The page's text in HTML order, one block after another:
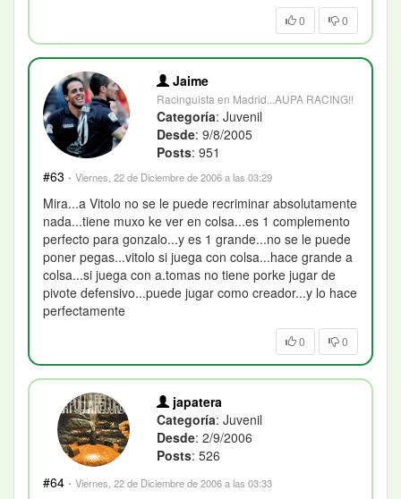
0 0
Jaime
Racinguista en Madrid...AUPA RACING!!
Categoría: Juvenil
Desde: 9/8/2005
Posts: 951
#63 · Viernes, 22 de Diciembre de 2006 a las 03:29
Mira...a Vitolo no se le puede recriminar absolutamente
nada...tiene muxo ke ver en colsa...es 1 complemento
perfecto para gonzalo...y es 1 grande...no se le puede
poner pegas...vitolo si juega con colsa...hace grande a
colsa...si juega con a.tomas no tiene porke jugar de
pivote defensivo...puede jugar como creador...y lo hace
perfectamente
0 0
japatera
Categoría: Juvenil
Desde: 2/9/2006
Posts: 526
#64 · Viernes, 22 de Diciembre de 2006 a las 03:33